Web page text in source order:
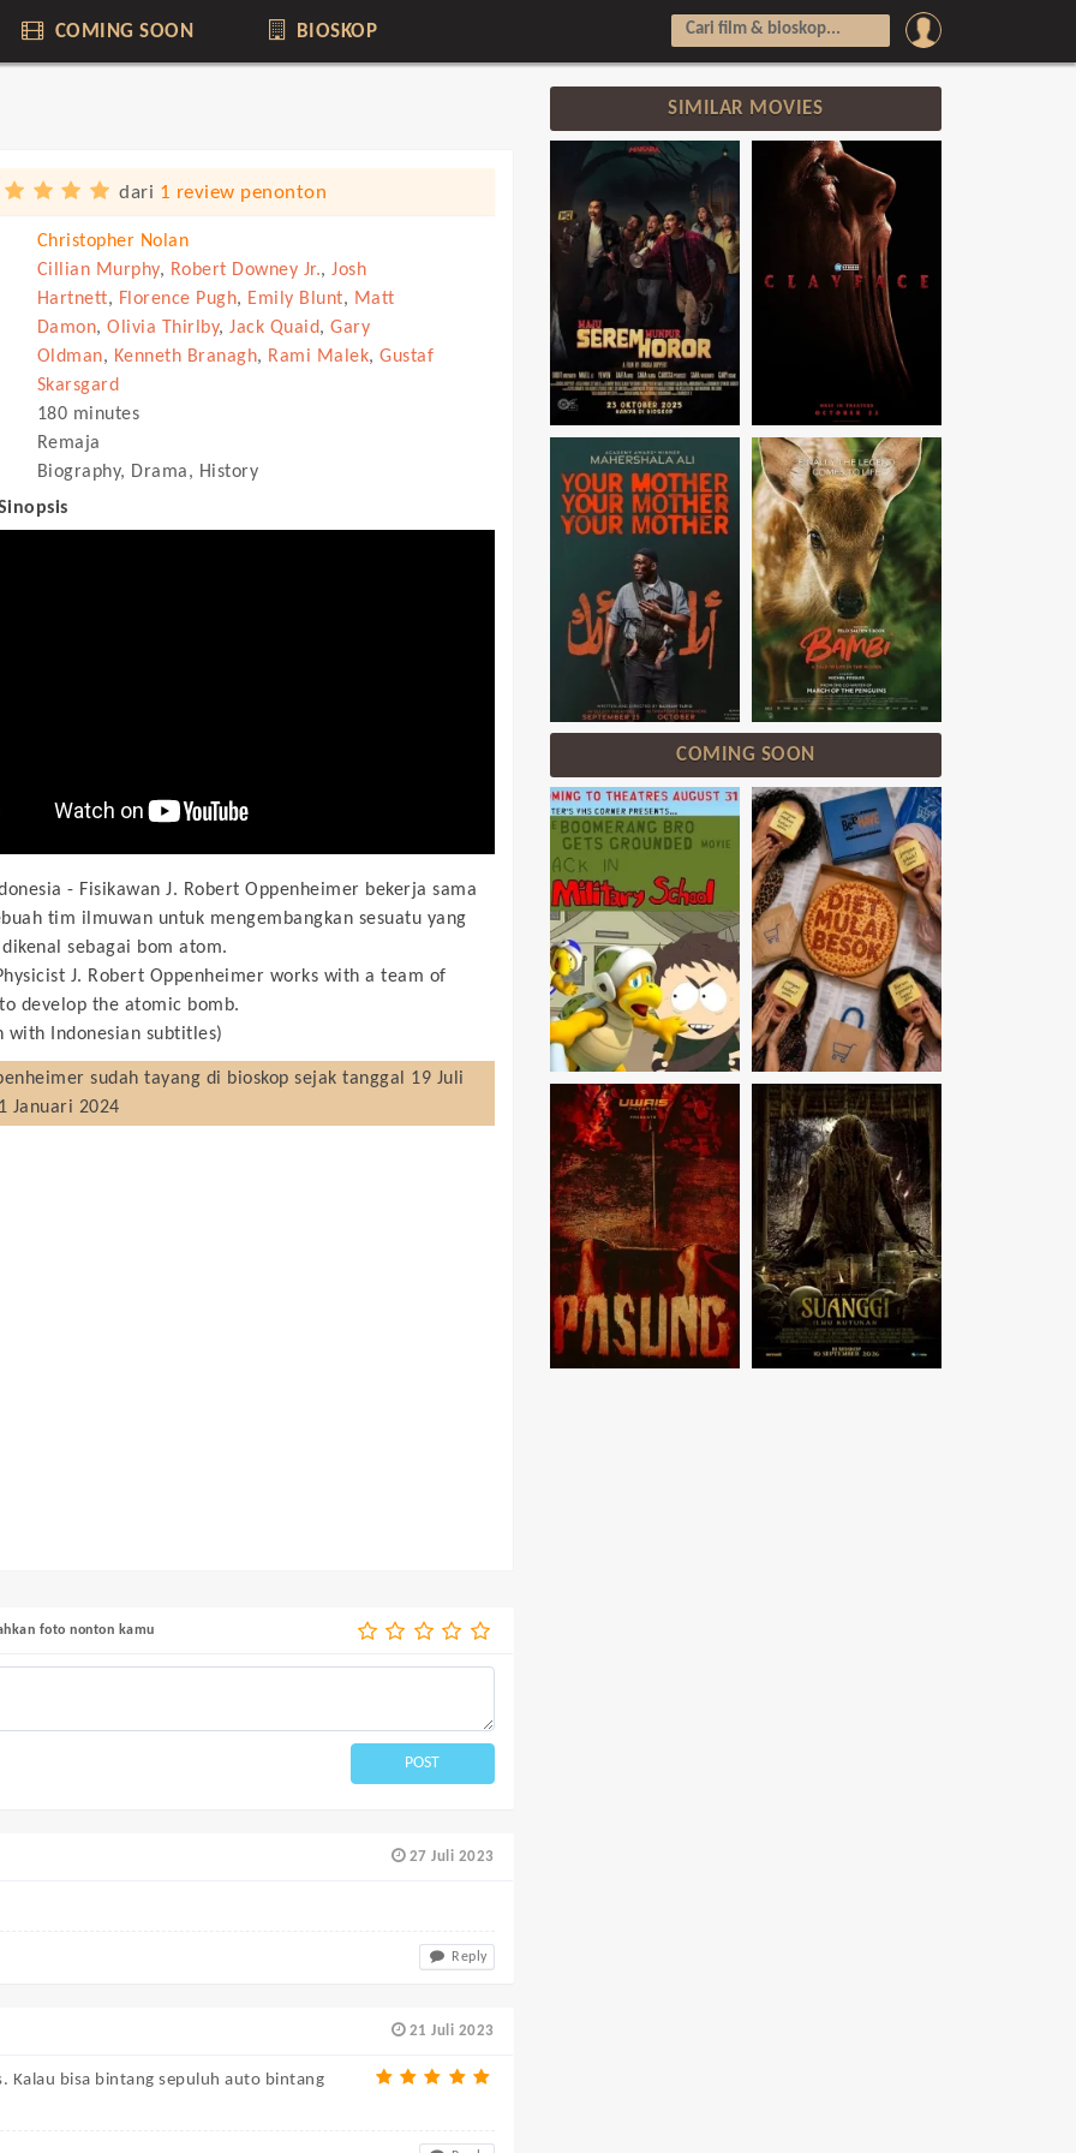
COMING SOON BIOSKOP
dari 1 review penonton
Christopher Nolan
Cillian Murphy, Robert Downey Jr., Josh
Hartnett, Florence Pugh, Emily Blunt, Matt
Damon, Olivia Thirlby, Jack Quaid, Gary
Oldman, Kenneth Branagh, Rami Malek, Gustaf
Skarsgard
180 minutes
Remaja
Biography, Drama, History
- Fisikawan J. Robert Oppenheimer bekerja sama
tim ilmuwan untuk mengembangkan sesuatu yang
dikenal sebagai bom atom.
J. Robert Oppenheimer works with a team of
develop the atomic bomb.
with Indonesian subtitles)
sudah tayang di bioskop sejak tanggal 19 Juli
Januari 2024
foto nonton kamu
POST
27 Juli 2023
Reply
21 Juli 2023
Kalau bisa bintang sepuluh auto bintang
SIMILAR MOVIES
COMING SOON